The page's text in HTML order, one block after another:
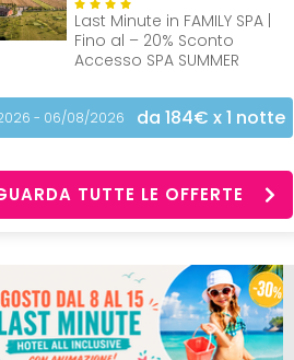
Last Minute in FAMILY SPA |
Fino al – 20% Sconto
Accesso SPA SUMMER
- 06/08/2026 da 184€ x 1 notte
TUTTE LE OFFERTE